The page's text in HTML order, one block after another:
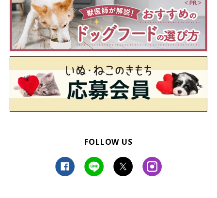
FOLLOW US